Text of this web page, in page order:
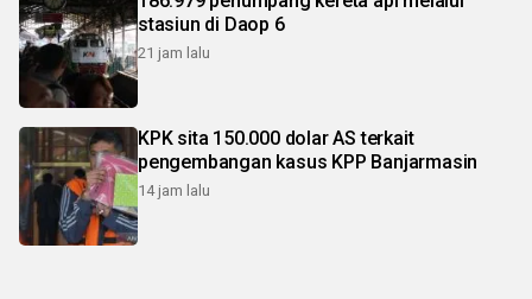
stasiun di Daop 6
21 jam lalu
KPK sita 150.000 dolar AS terkait
pengembangan kasus KPP Banjarmasin
14 jam lalu